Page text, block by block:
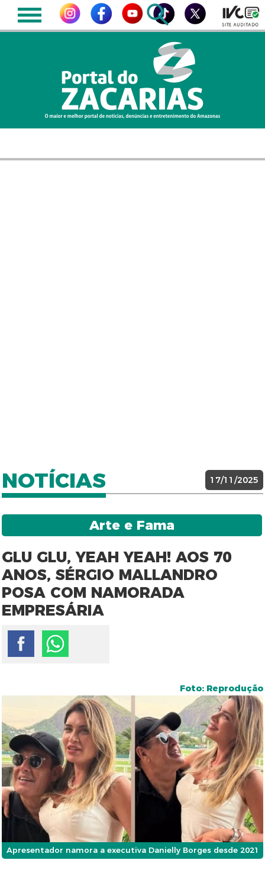
NOTÍCIAS 17/11/2025
Arte e Fama
GLU GLU, YEAH YEAH! AOS 70
ANOS, SÉRGIO MALLANDRO
POSA COM NAMORADA
EMPRESÁRIA
Foto: Reprodução
Apresentador namora a executiva Danielly Borges desde 2021